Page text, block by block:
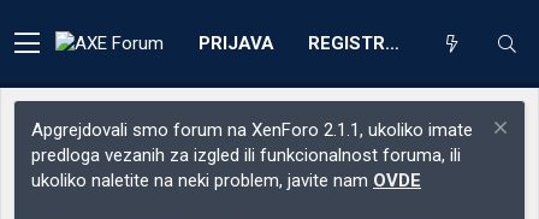
PRIJAVA REGISTRACIJA
Apgrejdovali smo forum na XenForo 2.1.1, ukoliko imate
predloga vezanih za izgled ili funkcionalnost foruma, ili
ukoliko naletite na neki problem, javite nam OVDE